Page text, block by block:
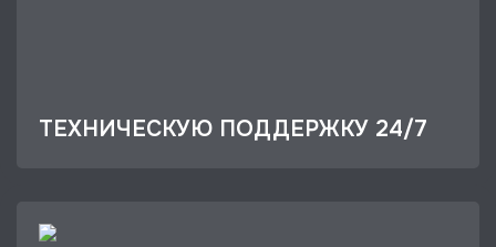
ТЕХНИЧЕСКУЮ ПОДДЕРЖКУ 24/7